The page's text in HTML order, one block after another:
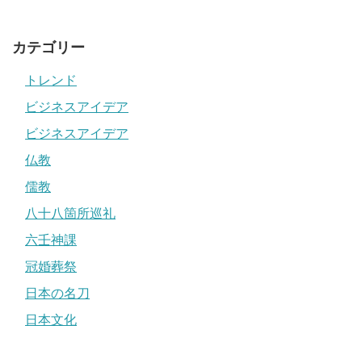
カテゴリー
トレンド
ビジネスアイデア
ビジネスアイデア
仏教
儒教
八十八箇所巡礼
六壬神課
冠婚葬祭
日本の名刀
日本文化